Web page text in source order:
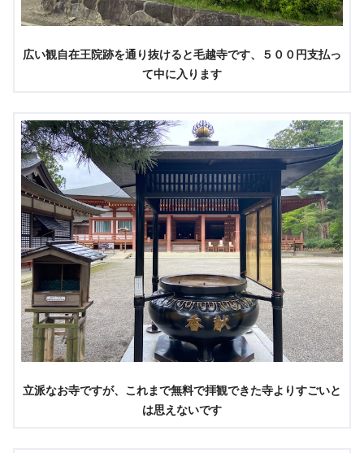
広い観自在王院跡を通り抜けると毛越寺です、５００円支払っ
て中に入ります
立派なお寺ですが、これまで無料で拝観できた寺よりすごいと
は思えないです